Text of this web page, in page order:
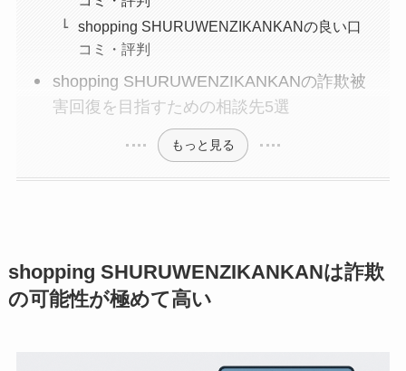
shopping SHURUWENZIKANKANの良い口
コミ・評判
shopping SHURUWENZIKANKANの詐欺被
害回復を目指すための相談先5選
もっと見る
shopping SHURUWENZIKANKANは詐欺
の可能性が極めて高い